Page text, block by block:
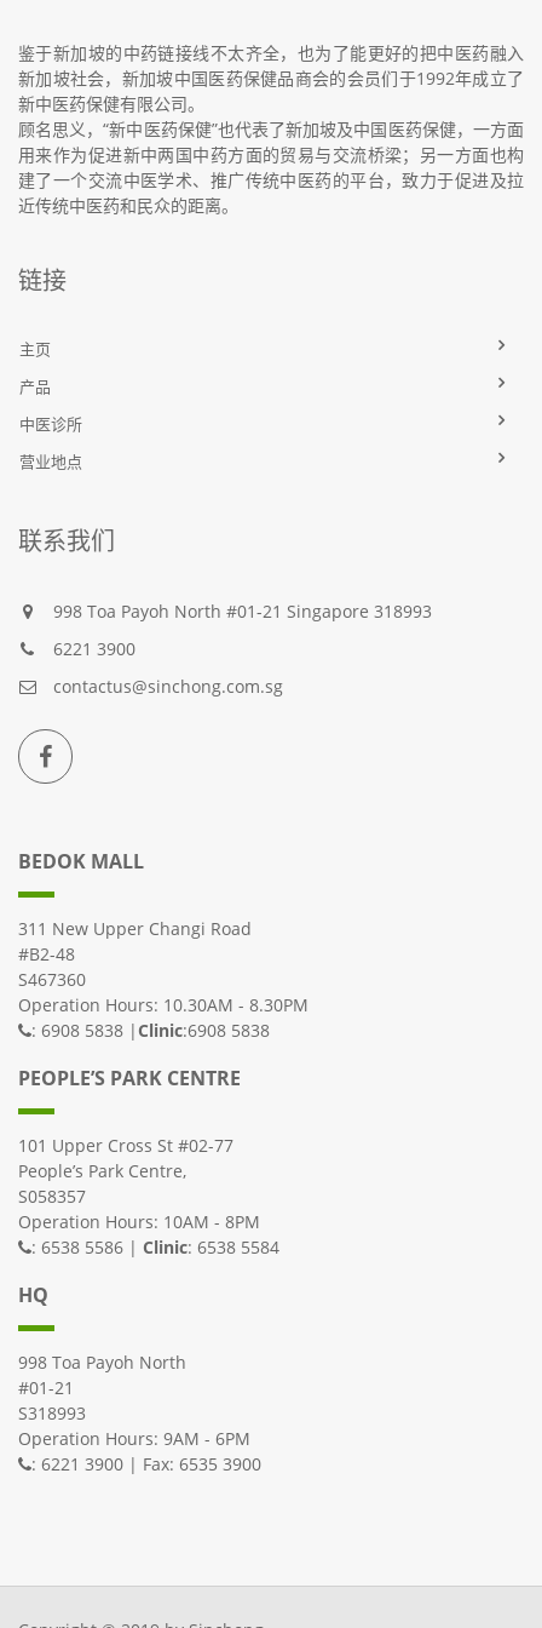
鉴于新加坡的中药链接线不太齐全，也为了能更好的把中医药融入
新加坡社会，新加坡中国医药保健品商会的会员们于1992年成立了
新中医药保健有限公司。
顾名思义，“新中医药保健”也代表了新加坡及中国医药保健，一方面
用来作为促进新中两国中药方面的贸易与交流桥梁；另一方面也构
建了一个交流中医学术、推广传统中医药的平台，致力于促进及拉
近传统中医药和民众的距离。
链接
主页
产品
中医诊所
营业地点
联系我们
998 Toa Payoh North #01-21 Singapore 318993
6221 3900
contactus@sinchong.com.sg
BEDOK MALL
311 New Upper Changi Road
#B2-48
S467360
Operation Hours: 10.30AM - 8.30PM
: 6908 5838 | Clinic:6908 5838
PEOPLE’S PARK CENTRE
101 Upper Cross St #02-77
People’s Park Centre,
S058357
Operation Hours: 10AM - 8PM
: 6538 5586 | Clinic: 6538 5584
HQ
998 Toa Payoh North
#01-21
S318993
Operation Hours: 9AM - 6PM
: 6221 3900 | Fax: 6535 3900